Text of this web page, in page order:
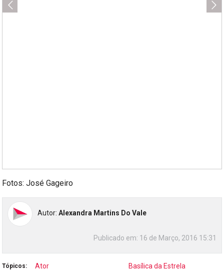
Fotos: José Gageiro
Autor:Alexandra Martins Do Vale
Publicado em: 16 de Março, 2016 15:31
Tópicos: Ator Basílica da Estrela